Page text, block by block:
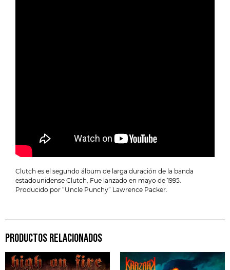
Clutch es el segundo álbum de larga duración de la banda
estadounidense Clutch. Fue lanzado en mayo de 1995.
Producido por “Uncle Punchy” Lawrence Packer.
PRODUCTOS RELACIONADOS